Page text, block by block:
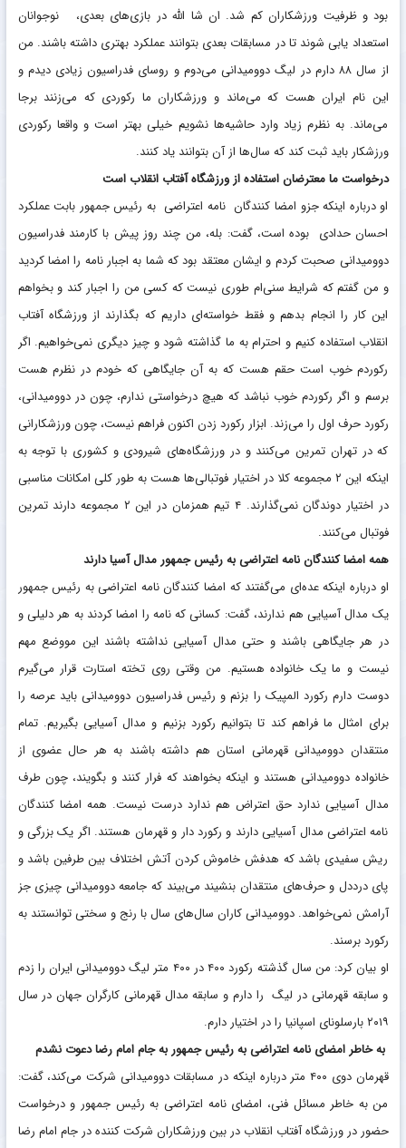
بود و ظرفیت ورزشکاران کم شد. ان شا الله در بازی‌های بعدی، نوجوانان
استعداد یابی شوند تا در مسابقات بعدی بتوانند عملکرد بهتری داشته باشند. من
از سال ۸۸ دارم در لیگ دوومیدانی می‌دوم و روسای فدراسیون زیادی دیدم و
این نام ایران هست که می‌ماند و ورزشکاران ما رکوردی که می‌زنند برجا
می‌ماند. به نظرم زیاد وارد حاشیه‌ها نشویم خیلی بهتر است و واقعا رکوردی
ورزشکار باید ثبت کند که سال‌ها از آن بتوانند یاد کنند.
درخواست ما معترضان استفاده از ورزشگاه آفتاب انقلاب است
او درباره اینکه جزو امضا کنندگان نامه اعتراضی به رئیس جمهور بابت عملکرد
احسان حدادی بوده است، گفت: بله، من چند روز پیش با کارمند فدراسیون
دوومیدانی صحبت کردم و ایشان معتقد بود که شما به اجبار نامه را امضا کردید
و من گفتم که شرایط سنی‌ام طوری نیست که کسی من را اجبار کند و بخواهم
این کار را انجام بدهم و فقط خواسته‌ای داریم که بگذارند از ورزشگاه آفتاب
انقلاب استفاده کنیم و احترام به ما گذاشته شود و چیز دیگری نمی‌خواهیم. اگر
رکوردم خوب است حقم هست که به آن جایگاهی که خودم در نظرم هست
برسم و اگر رکوردم خوب نباشد که هیچ درخواستی ندارم، چون در دوومیدانی،
رکورد حرف اول را می‌زند. ابزار رکورد زدن اکنون فراهم نیست، چون ورزشکارانی
که در تهران تمرین می‌کنند و در ورزشگاه‌های شیرودی و کشوری با توجه به
اینکه این ۲ مجموعه کلا در اختیار فوتبالی‌ها هست به طور کلی امکانات مناسبی
در اختیار دوندگان نمی‌گذارند. ۴ تیم همزمان در این ۲ مجموعه دارند تمرین
فوتبال می‌کنند.
همه امضا کنندگان نامه اعتراضی به رئیس جمهور مدال آسیا دارند
او درباره اینکه عده‌ای می‌گفتند که امضا کنندگان نامه اعتراضی به رئیس جمهور
یک مدال آسیایی هم ندارند، گفت: کسانی که نامه را امضا کردند به هر دلیلی و
در هر جایگاهی باشند و حتی مدال آسیایی نداشته باشند این مووضع مهم
نیست و ما یک خانواده هستیم. من وقتی روی تخته استارت قرار می‌گیرم
دوست دارم رکورد المپیک را بزنم و رئیس فدراسیون دوومیدانی باید عرصه را
برای امثال ما فراهم کند تا بتوانیم رکورد بزنیم و مدال آسیایی بگیریم. تمام
منتقدان دوومیدانی قهرمانی استان هم داشته باشند به هر حال عضوی از
خانواده دوومیدانی هستند و اینکه بخواهند که فرار کنند و بگویند، چون طرف
مدال آسیایی ندارد حق اعتراض هم ندارد درست نیست. همه امضا کنندگان
نامه اعتراضی مدال آسیایی دارند و رکورد دار و قهرمان هستند. اگر یک بزرگی و
ریش سفیدی باشد که هدفش خاموش کردن آتش اختلاف بین طرفین باشد و
پای درددل و حرف‌های منتقدان بنشیند می‌بیند که جامعه دوومیدانی چیزی جز
آرامش نمی‌خواهد. دوومیدانی کاران سال‌های سال با رنج و سختی توانستند به
رکورد برسند.
او بیان کرد: من سال گذشته رکورد ۴۰۰ در ۴۰۰ متر لیگ دوومیدانی ایران را زدم
و سابقه قهرمانی در لیگ را دارم و سابقه مدال قهرمانی کارگران جهان در سال
۲۰۱۹ بارسلونای اسپانیا را در اختیار دارم.
به خاطر امضای نامه اعتراضی به رئیس جمهور به جام امام رضا دعوت نشدم
قهرمان دوی ۴۰۰ متر درباره اینکه در مسابقات دوومیدانی شرکت می‌کند، گفت:
من به خاطر مسائل فنی، امضای نامه اعتراضی به رئیس جمهور و درخواست
حضور در ورزشگاه آفتاب انقلاب در بین ورزشکاران شرکت کننده در جام امام رضا